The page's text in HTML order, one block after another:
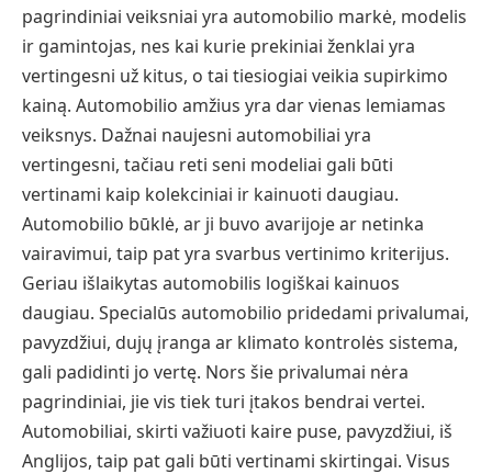
pagrindiniai veiksniai yra automobilio markė, modelis
ir gamintojas, nes kai kurie prekiniai ženklai yra
vertingesni už kitus, o tai tiesiogiai veikia supirkimo
kainą. Automobilio amžius yra dar vienas lemiamas
veiksnys. Dažnai naujesni automobiliai yra
vertingesni, tačiau reti seni modeliai gali būti
vertinami kaip kolekciniai ir kainuoti daugiau.
Automobilio būklė, ar ji buvo avarijoje ar netinka
vairavimui, taip pat yra svarbus vertinimo kriterijus.
Geriau išlaikytas automobilis logiškai kainuos
daugiau. Specialūs automobilio pridedami privalumai,
pavyzdžiui, dujų įranga ar klimato kontrolės sistema,
gali padidinti jo vertę. Nors šie privalumai nėra
pagrindiniai, jie vis tiek turi įtakos bendrai vertei.
Automobiliai, skirti važiuoti kaire puse, pavyzdžiui, iš
Anglijos, taip pat gali būti vertinami skirtingai. Visus